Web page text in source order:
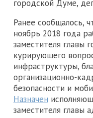
городской Думе,
Ранее сообщалось,
ноябрь 2018 года
заместителя главы
курирующего
инфраструктуры,
организационно-
безопасности и
Назначен
заместителя главы